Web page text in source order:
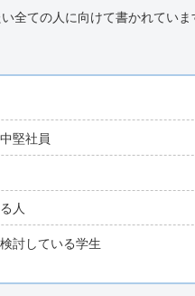
全ての人に向けて書かれてい
堅社員
人
討している学生